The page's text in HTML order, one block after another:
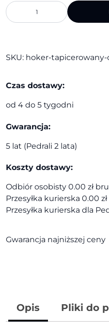
ilość
Hoker
tapicerowany
|SKU: hoker-
Czas dostawy:
od 4 do 5 tygodni
Gwarancja:
5 lat (Pedrali 2 lata)
Koszty dostawy:
Odbiór osobisty 0.00 zł
Przesyłka kurierska 0.00
Przesyłka kurierska dla
Gwarancja najniższej ceny
Opis Pliki do